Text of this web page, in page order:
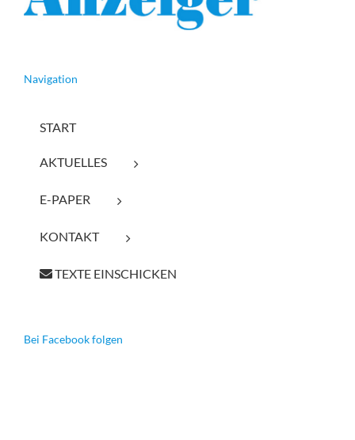
Navigation
START
AKTUELLES
E-PAPER
KONTAKT
TEXTE EINSCHICKEN
Bei Facebook folgen